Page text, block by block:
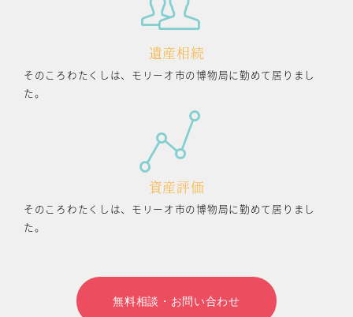
遺産相続
そのころわたくしは、モリーオ市の博物局に勤めて居りまし
た。
資産評価
そのころわたくしは、モリーオ市の博物局に勤めて居りまし
た。
無料相談・お問い合わせ